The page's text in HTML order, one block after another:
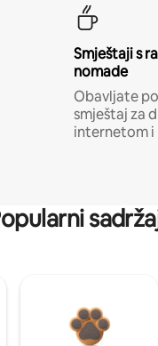
Smještaji s
nomade
Obavljate
smještaj za
internetom i